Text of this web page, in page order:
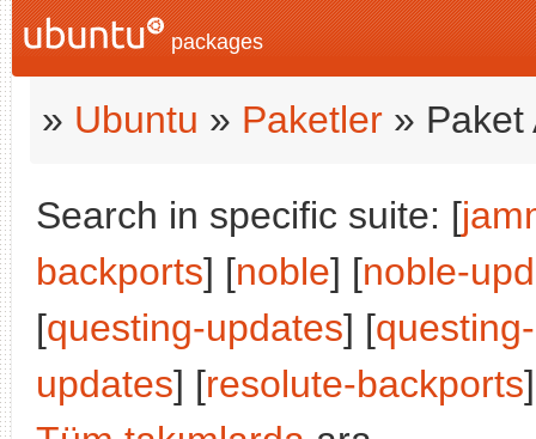
packages
» Ubuntu » Paketler » Paket
Search in specific suite: [
backports] [noble] [noble-
[questing-updates] [
updates] [resolute-backports